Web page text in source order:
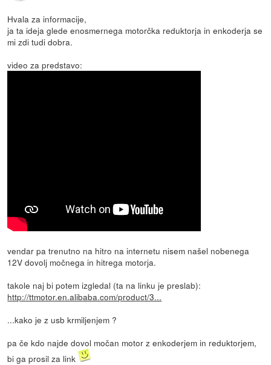
Hvala za informacije,
ja ta ideja glede enosmernega motorčka reduktorja in enkoderja se
mi zdi tudi dobra.
video za predstavo:
vendar pa trenutno na hitro na internetu nisem našel nobenega
12V dovolj močnega in hitrega motorja.
takole naj bi potem izgledal (ta na linku je preslab):
http://ttmotor.en.alibaba.com/product/3...
...kako je z usb krmiljenjem ?
pa če kdo najde dovol močan motor z enkoderjem in reduktorjem,
bi ga prosil za link